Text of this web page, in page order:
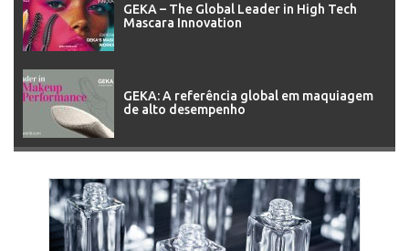
GEKA – The Global Leader in High Tech
Mascara Innovation
GEKA: A referência global em maquiagem
de alto desempenho